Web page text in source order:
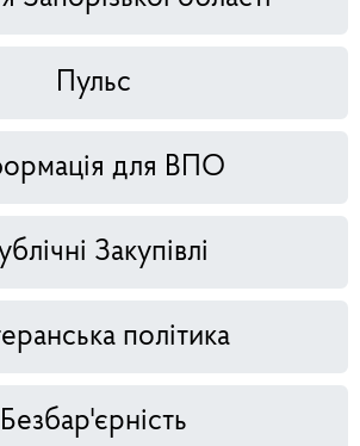
Пульс
для ВПО
Закупівлі
політика
Безбар'єрність